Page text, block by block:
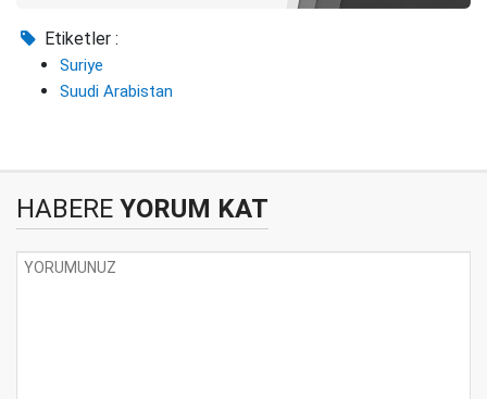
Etiketler :
Suriye
Suudi Arabistan
HABERE YORUM KAT